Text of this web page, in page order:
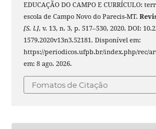
EDUCAÇÃO DO CAMPO E CURRÍCULO:
escola de Campo Novo do Parecis-MT.
[S. l.], v. 13, n. 3, p. 517–530, 2020. DOI:
1579.2020v13n3.52181. Disponível em:
https://periodicos.ufpb.br/index.php/rec/
em: 8 ago. 2026.
Fomatos de Citação